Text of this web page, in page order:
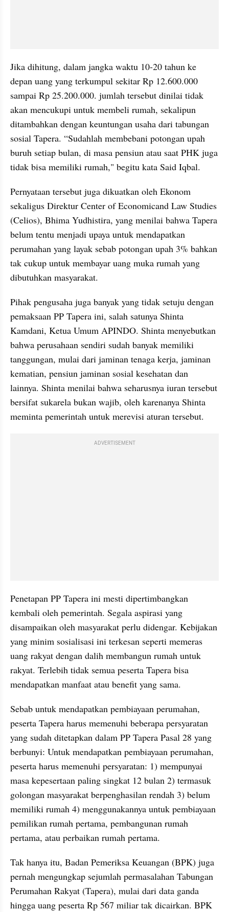
Jika dihitung, dalam jangka waktu 10-20 tahun ke
depan uang yang terkumpul sekitar Rp 12.600.000
sampai Rp 25.200.000. jumlah tersebut dinilai tidak
akan mencukupi untuk membeli rumah, sekalipun
ditambahkan dengan keuntungan usaha dari tabungan
sosial Tapera. “Sudahlah membebani potongan upah
buruh setiap bulan, di masa pensiun atau saat PHK juga
tidak bisa memiliki rumah," begitu kata Said Iqbal.
Pernyataan tersebut juga dikuatkan oleh Ekonom
sekaligus Direktur Center of Economicand Law Studies
(Celios), Bhima Yudhistira, yang menilai bahwa Tapera
belum tentu menjadi upaya untuk mendapatkan
perumahan yang layak sebab potongan upah 3% bahkan
tak cukup untuk membayar uang muka rumah yang
dibutuhkan masyarakat.
Pihak pengusaha juga banyak yang tidak setuju dengan
pemaksaan PP Tapera ini, salah satunya Shinta
Kamdani, Ketua Umum APINDO. Shinta menyebutkan
bahwa perusahaan sendiri sudah banyak memiliki
tanggungan, mulai dari jaminan tenaga kerja, jaminan
kematian, pensiun jaminan sosial kesehatan dan
lainnya. Shinta menilai bahwa seharusnya iuran tersebut
bersifat sukarela bukan wajib, oleh karenanya Shinta
meminta pemerintah untuk merevisi aturan tersebut.
ADVERTISEMENT
Penetapan PP Tapera ini mesti dipertimbangkan
kembali oleh pemerintah. Segala aspirasi yang
disampaikan oleh masyarakat perlu didengar. Kebijakan
yang minim sosialisasi ini terkesan seperti memeras
uang rakyat dengan dalih membangun rumah untuk
rakyat. Terlebih tidak semua peserta Tapera bisa
mendapatkan manfaat atau benefit yang sama.
Sebab untuk mendapatkan pembiayaan perumahan,
peserta Tapera harus memenuhi beberapa persyaratan
yang sudah ditetapkan dalam PP Tapera Pasal 28 yang
berbunyi: Untuk mendapatkan pembiayaan perumahan,
peserta harus memenuhi persyaratan: 1) mempunyai
masa kepesertaan paling singkat 12 bulan 2) termasuk
golongan masyarakat berpenghasilan rendah 3) belum
memiliki rumah 4) menggunakannya untuk pembiayaan
pemilikan rumah pertama, pembangunan rumah
pertama, atau perbaikan rumah pertama.
Tak hanya itu, Badan Pemeriksa Keuangan (BPK) juga
pernah mengungkap sejumlah permasalahan Tabungan
Perumahan Rakyat (Tapera), mulai dari data ganda
hingga uang peserta Rp 567 miliar tak dicairkan. BPK